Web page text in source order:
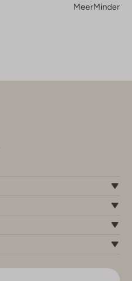
MeerMinder